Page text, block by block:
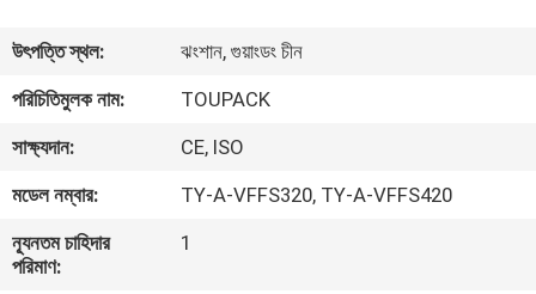
আমাদের
সম্পর্কে
ফ্যাক্টরি
ট্যুর
উৎপত্তি স্থল:
ঝংশান, গুয়াংডং চীন
পরিচিতিমুলক নাম:
TOUPACK
সাক্ষ্যদান:
CE, ISO
মডেল নম্বার:
TY-A-VFFS320, TY-A-VFFS420
ন্যূনতম চাহিদার
পরিমাণ:
1